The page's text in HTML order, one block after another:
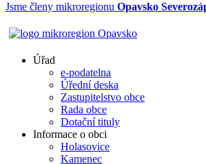
Jsme členy mikroregionu Opavsko
Úřad
e-podatelna
Úřední deska
Zastupitelstvo obce
Rada obce
Dotační tituly
Informace o obci
Holasovice
Kamenec